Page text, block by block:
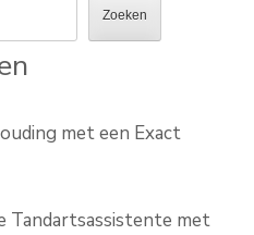
Zoeken
met een Exact
Tandartsassistente met